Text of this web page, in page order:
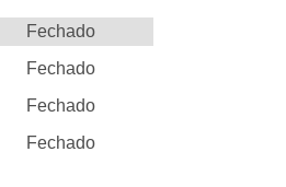
Fechado
Fechado
Fechado
Fechado